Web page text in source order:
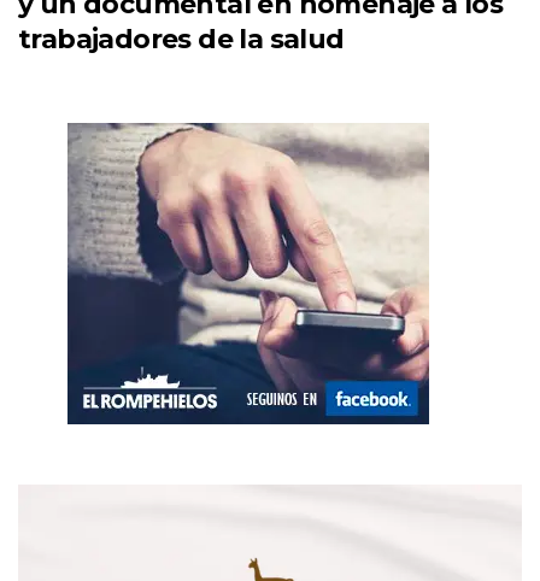
trabajadores de la salud